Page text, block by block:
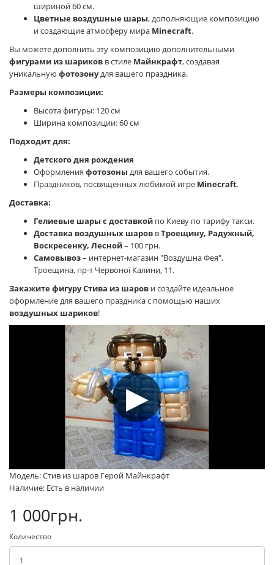
шириной 60 см.
Цветные воздушные шары, дополняющие композицию
и создающие атмосферу мира Minecraft.
Вы можете дополнить эту композицию дополнительными
фигурами из шариков в стиле Майнкрафт, создавая
уникальную фотозонудля вашего праздника.
Размеры композиции:
Высота фигуры: 120 см
Ширина композиции: 60 см
Подходит для:
Детского дня рождения
Оформления фотозоны для вашего события.
Праздников, посвященных любимой игре Minecraft.
Доставка:
Гелиевые шары с доставкой по Киеву по тарифу такси.
Доставка воздушных шаров вТроещину, Радужный,
Воскресенку, Лесной– 100 грн.
Самовывоз– интернет-магазин "Воздушна Фея",
Троещина, пр-т Червоної Калини, 11.
Закажите фигуру Стива из шаров и создайте идеальное
оформление для вашего праздника с помощью наших
воздушных шариков!
Модель: Стив из шаров Герой Майнкрафт
Наличие: Есть в наличии
1 000грн.
Количество